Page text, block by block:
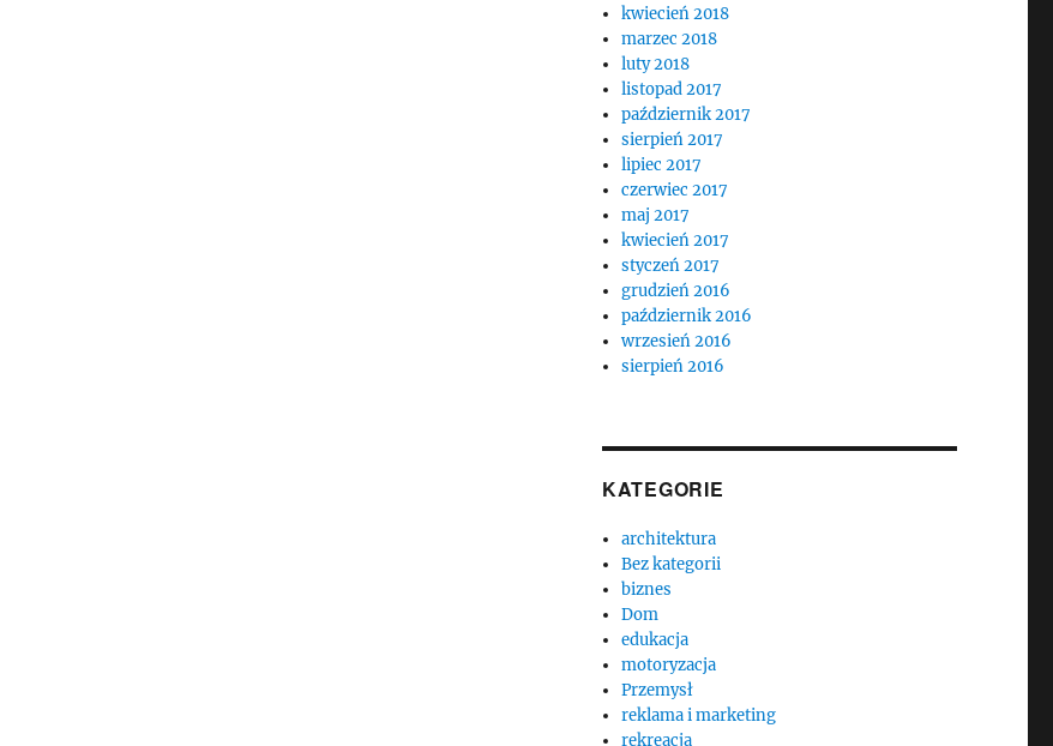
kwiecień 2018
marzec 2018
luty 2018
listopad 2017
październik 2017
sierpień 2017
lipiec 2017
czerwiec 2017
maj 2017
kwiecień 2017
styczeń 2017
grudzień 2016
październik 2016
wrzesień 2016
sierpień 2016
KATEGORIE
architektura
Bez kategorii
biznes
Dom
edukacja
motoryzacja
Przemysł
reklama i marketing
rekreacja